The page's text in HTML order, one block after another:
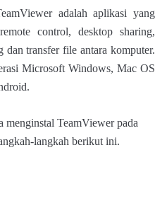
adalah aplikasi yang
control, desktop sharing,
transfer file antara komputer.
Microsoft Windows, Mac OS
TeamViewer pada
langkah berikut ini.